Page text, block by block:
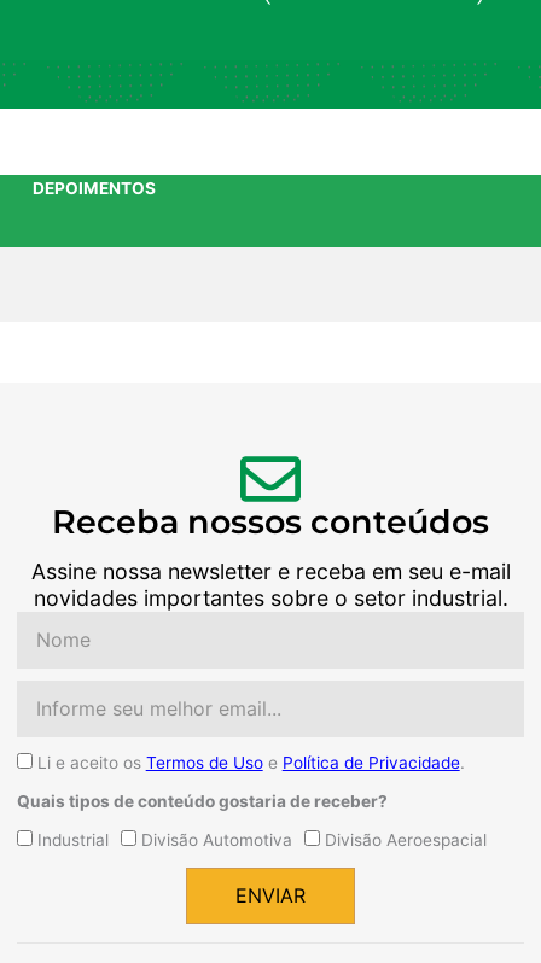
DEPOIMENTOS
Receba nossos conteúdos
Assine nossa newsletter e receba em seu e-mail
novidades importantes sobre o setor industrial.
AceiteLi e aceito os Termos de Usoe Política de Privacidade.
Quais tipos de conteúdo gostaria de receber?
QuaisIndustrial Divisão Automotiva Divisão Aeroespacial
ENVIAR